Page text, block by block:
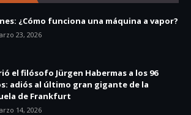
¿Cómo funciona una máquina a vapor?
23, 2026
el filósofo Jürgen Habermas a los 96
adiós al último gran gigante de la
de Frankfurt
14, 2026